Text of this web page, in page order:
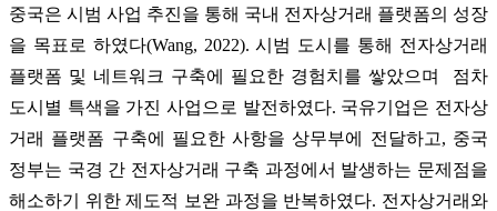
중국은 시범 사업 추진을 통해 국내 전자상거래 플랫폼의 성장
을 목표로 하였다(Wang, 2022). 시범 도시를 통해 전자상거래
플랫폼 및 네트워크 구축에 필요한 경험치를 쌓았으며 점차
도시별 특색을 가진 사업으로 발전하였다. 국유기업은 전자상
거래 플랫폼 구축에 필요한 사항을 상무부에 전달하고, 중국
정부는 국경 간 전자상거래 구축 과정에서 발생하는 문제점을
해소하기 위한 제도적 보완 과정을 반복하였다. 전자상거래와